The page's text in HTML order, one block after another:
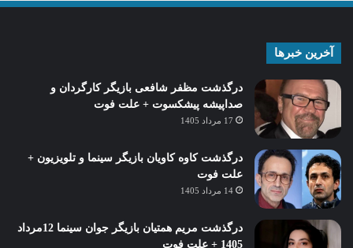
آخرین خبرها
درگذشت مظفر شافعی بازیگر کارگردان و
صداپیشه پیشکسوت + علت فوت
17 مرداد 1405
درگذشت کاوه کاویان بازیگر سینما و تلویزیون +
علت فوت
14 مرداد 1405
درگذشت مریم همتیان بازیگر جوان سینما 12مرداد
1405 + علت فوت